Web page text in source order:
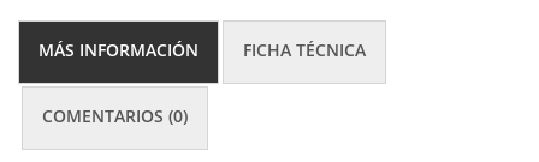
MÁS INFORMACIÓN FICHA TÉCNICA
COMENTARIOS (0)